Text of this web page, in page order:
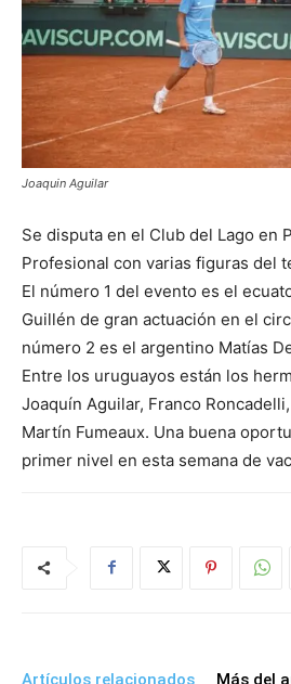
Joaquin Aguilar
Se disputa en el Club del Lago en
Profesional con varias figuras del
El número 1 del evento es el
Guillén de gran actuación en el
número 2 es el argentino Matías
Entre los uruguayos están los
Joaquín Aguilar, Franco
Martín Fumeaux. Una buena
primer nivel en esta semana de
Artículos relacionados Más del